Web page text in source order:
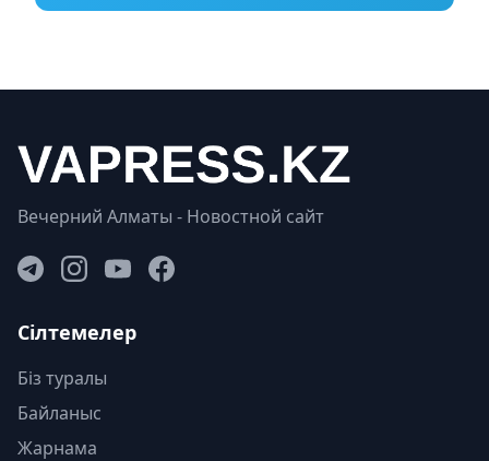
Вечерний Алматы - Новостной сайт
Сілтемелер
Біз туралы
Байланыс
Жарнама